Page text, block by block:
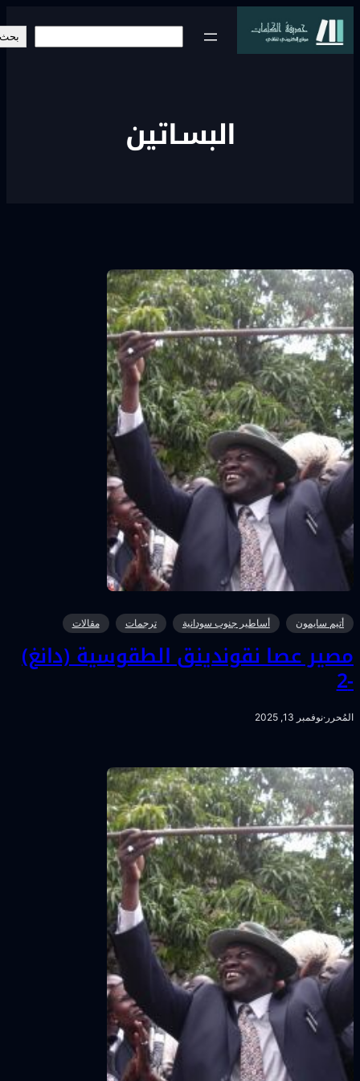
بحث
البسـاتين
أتيم سايمون أساطير جنوب سودانية ترجمات مقالات
عصا نقوندينق الطقوسية (دانغ)
· نوفمبر 13, 2025